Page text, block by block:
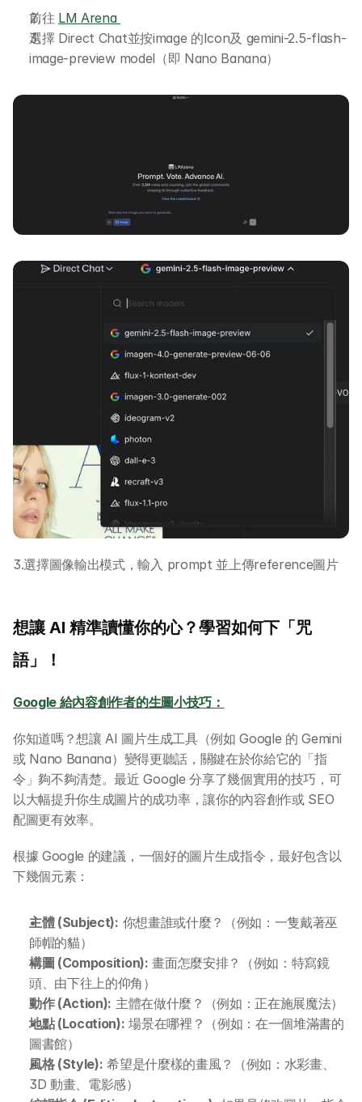
前往 LM Arena
選擇 Direct Chat並按image 的Icon及 gemini-2.5-flash-
image-preview model（即 Nano Banana）
3.選擇圖像輸出模式，輸入 prompt 並上傳reference圖片
想讓 AI 精準讀懂你的心？學習如何下「咒
語」！
Google 給內容創作者的生圖小技巧：
你知道嗎？想讓 AI 圖片生成工具（例如 Google 的 Gemini
或 Nano Banana）變得更聽話，關鍵在於你給它的「指
令」夠不夠清楚。最近 Google 分享了幾個實用的技巧，可
以大幅提升你生成圖片的成功率，讓你的內容創作或 SEO
配圖更有效率。
根據 Google 的建議，一個好的圖片生成指令，最好包含以
下幾個元素：
主體 (Subject): 你想畫誰或什麼？（例如：一隻戴著巫
師帽的貓）
構圖 (Composition): 畫面怎麼安排？（例如：特寫鏡
頭、由下往上的仰角）
動作 (Action): 主體在做什麼？（例如：正在施展魔法）
地點 (Location): 場景在哪裡？（例如：在一個堆滿書的
圖書館）
風格 (Style): 希望是什麼樣的畫風？（例如：水彩畫、
3D 動畫、電影感）